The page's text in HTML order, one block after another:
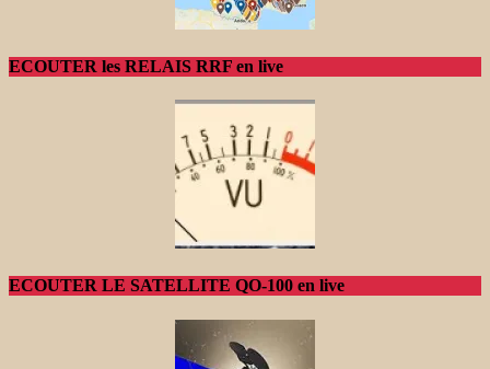
ECOUTER les RELAIS RRF en live
ECOUTER LE SATELLITE QO-100 en live